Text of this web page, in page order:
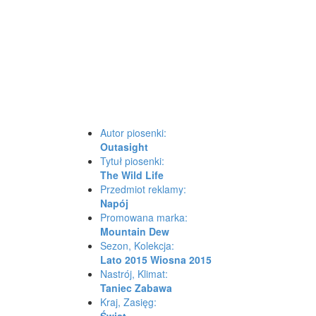
Autor piosenki:
Outasight
Tytuł piosenki:
The Wild Life
Przedmiot reklamy:
Napój
Promowana marka:
Mountain Dew
Sezon, Kolekcja:
Lato 2015 Wiosna 2015
Nastrój, Klimat:
Taniec Zabawa
Kraj, Zasięg: